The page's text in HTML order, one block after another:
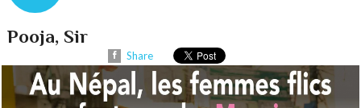
Pooja, Sir
Share